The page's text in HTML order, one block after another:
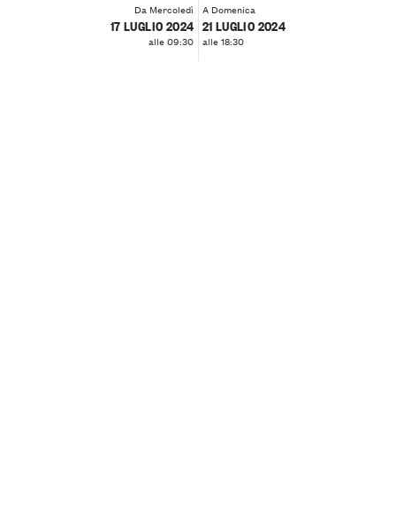
Da Mercoledì
17 LUGLIO 2024
alle 09:30
A Domenica
21 LUGLIO 2024
alle 18:30